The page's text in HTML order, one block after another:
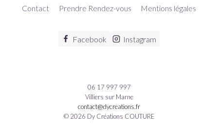
Contact Prendre Rendez-vous Mentions légales
Facebook Instagram
06 17 997 997
Villiers sur Marne
contact@dycreations.fr
© 2026 Dy Créations COUTURE